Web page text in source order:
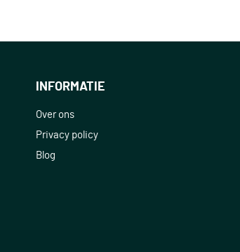
INFORMATIE
Over ons
Privacy policy
Blog